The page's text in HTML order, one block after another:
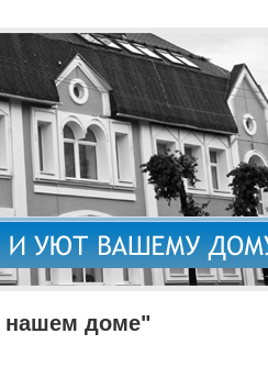
нашем доме"